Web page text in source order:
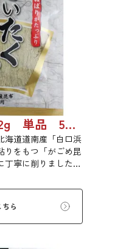
ぜいたくとろろ 22g 単品 5袋セット 20袋セット 1743
海道道南産「白口浜
りをもつ「がごめ昆
丁寧に削りました。
ご堪能ください。
ら